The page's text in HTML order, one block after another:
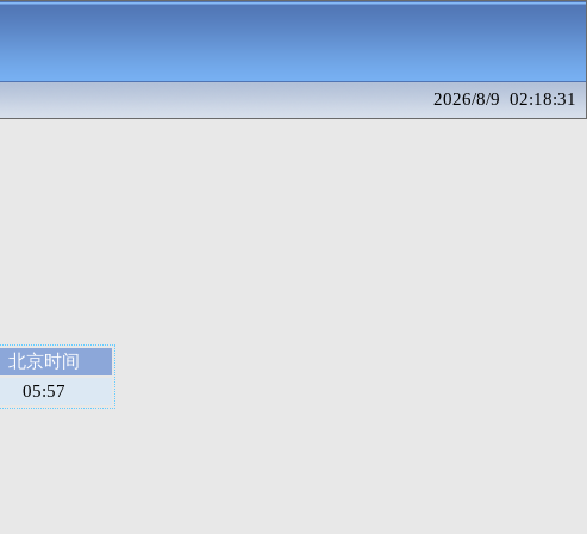
2026/8/9 02:18:31
北京时间
05:57